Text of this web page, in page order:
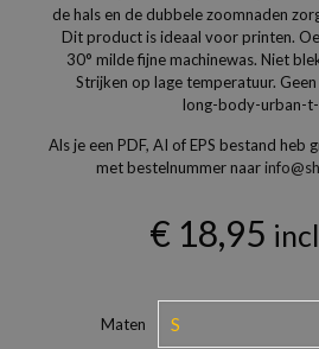
de hals en de dubbele zoomnaden
Dit product is ideaal voor printen.
30° milde fijne machinewas. Niet
Strijken op lage temperatuur. Geen
long-body-urban-
Als je een PDF, AI of EPS bestand heb
met bestelnummer naar
€ 18,95
Maten